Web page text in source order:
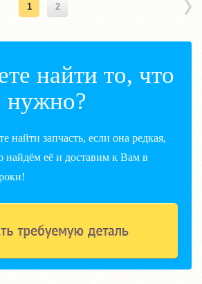
1 2
найти то, что
нужно?
найти запчасть, если она редкая,
найдём её и доставим к Вам в